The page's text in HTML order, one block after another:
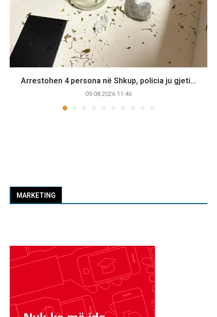
Arrestohen 4 persona në Shkup, policia ju gjeti...
09.08.2026 11:46
MARKETING